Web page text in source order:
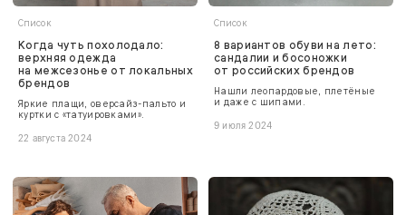
Список
Когда чуть похолодало:
верхняя одежда
на межсезонье от локальных
брендов
Яркие плащи, оверсайз-пальто и
куртки с «татуировками».
22 августа 2024
Список
8 вариантов обуви на лето:
сандалии и босоножки
от российских брендов
Нашли леопардовые, плетёные
и даже с шипами.
9 июля 2024